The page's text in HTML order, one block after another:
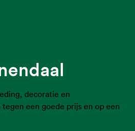
decoratie en
een goede prijs en op een